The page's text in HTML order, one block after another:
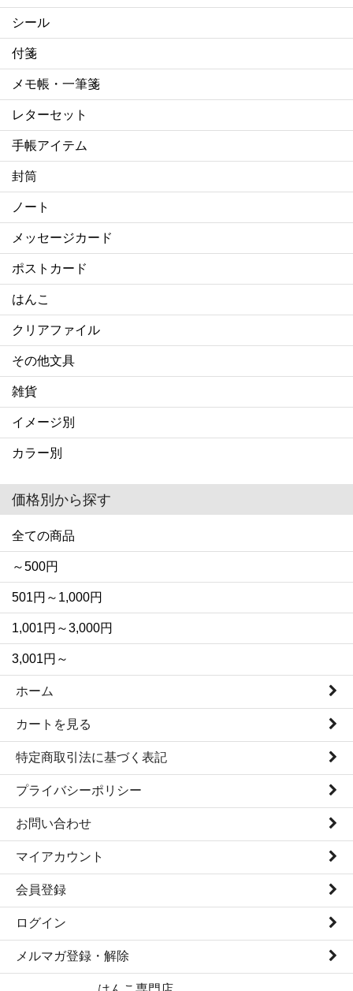
シール
付箋
メモ帳・一筆箋
レターセット
手帳アイテム
封筒
ノート
メッセージカード
ポストカード
はんこ
クリアファイル
その他文具
雑貨
イメージ別
カラー別
価格別から探す
全ての商品
～500円
501円～1,000円
1,001円～3,000円
3,001円～
ホーム
カートを見る
特定商取引法に基づく表記
プライバシーポリシー
お問い合わせ
マイアカウント
会員登録
ログイン
メルマガ登録・解除